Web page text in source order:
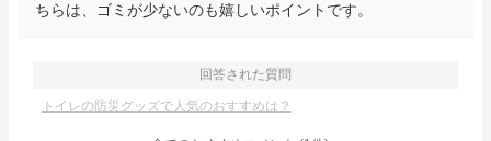
ちらは、ゴミが少ないのも嬉しいポイントです。
回答された質問
トイレの防災グッズで人気のおすすめは？